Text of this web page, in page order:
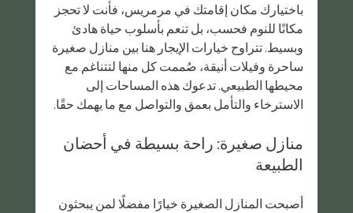
باختيارك مكان إقامتك في مرمريس، فأنت لا تحجز
مكانًا للنوم فحسب، بل تنعم بأسلوب حياة هادئ
وبسيط. تتراوح خيارات الإيجار هنا بين منازل صغيرة
ساحرة وفيلات أنيقة، صُممت كل منها لتتناغم مع
محيطها الطبيعي. تدعوك هذه المساحات إلى
الاسترخاء والتأمل بعمق والتواصل مع ما يهمك حقًا.
منازل صغيرة: راحة بسيطة في أحضان
الطبيعة
أصبحت المنازل الصغيرة خيارًا مفضلًا لمن يبحثون